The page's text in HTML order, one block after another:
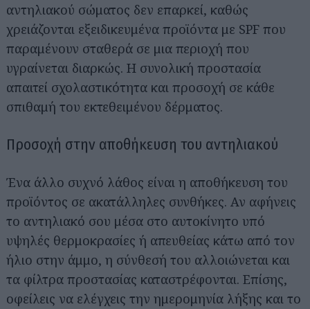
αντηλιακού σώματος δεν επαρκεί, καθώς
χρειάζονται εξειδικευμένα προϊόντα με SPF που
παραμένουν σταθερά σε μια περιοχή που
υγραίνεται διαρκώς. Η συνολική προστασία
απαιτεί σχολαστικότητα και προσοχή σε κάθε
σπιθαμή του εκτεθειμένου δέρματος.
Προσοχή στην αποθήκευση του αντηλιακού
Ένα άλλο συχνό λάθος είναι η αποθήκευση του
προϊόντος σε ακατάλληλες συνθήκες. Αν αφήνεις
το αντηλιακό σου μέσα στο αυτοκίνητο υπό
υψηλές θερμοκρασίες ή απευθείας κάτω από τον
ήλιο στην άμμο, η σύνθεσή του αλλοιώνεται και
τα φίλτρα προστασίας καταστρέφονται. Επίσης,
οφείλεις να ελέγχεις την ημερομηνία λήξης και το